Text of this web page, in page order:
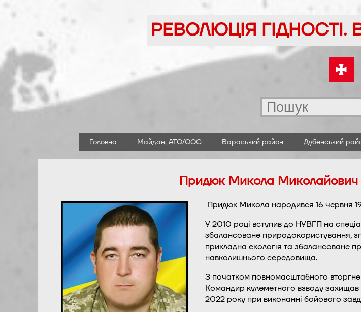
Перейти
РЕВОЛЮЦІЯ ГІДНОСТІ.
Головна Майдан, АТО/ООС Вараський район Дубенський
Придюк Микола
Придюк Микола народився 16 червня
У 2010 році вступив до НУВГП на
збалансоване природокористування,
прикладна екологія та збалансоване
навколишнього середовища.
З початком повномасштабного
Командир кулеметного взводу захищав
2022 року при виконанні бойового